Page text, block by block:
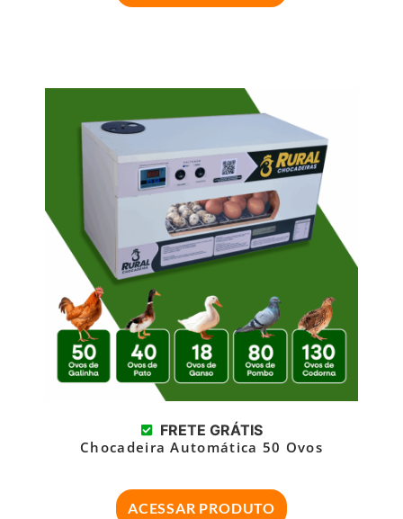
FRETE GRÁTIS
Chocadeira Automática 50 Ovos
ACESSAR PRODUTO